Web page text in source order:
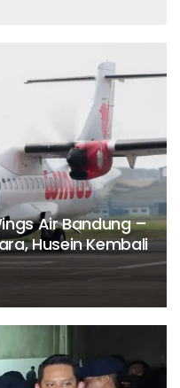
Air Bandung –
Husein Kembali